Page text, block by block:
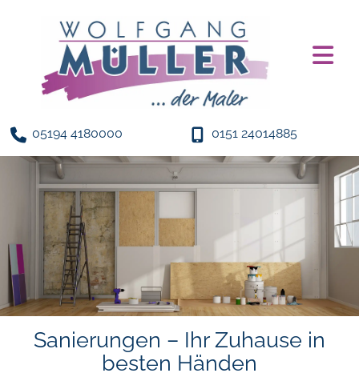
05194 4180000 0151 24014885
Sanierungen – Ihr Zuhause in
besten Händen